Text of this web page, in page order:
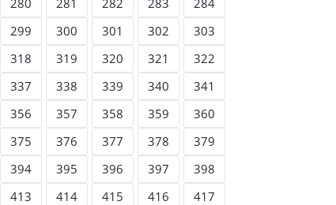
299 300 301 302
303
318 319 320 321
322
337 338 339 340
341
356 357 358 359
360
375 376 377 378
379
394 395 396 397
398
413 414 415 416
417